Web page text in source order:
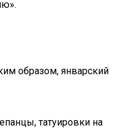
образом, январский
татуировки на